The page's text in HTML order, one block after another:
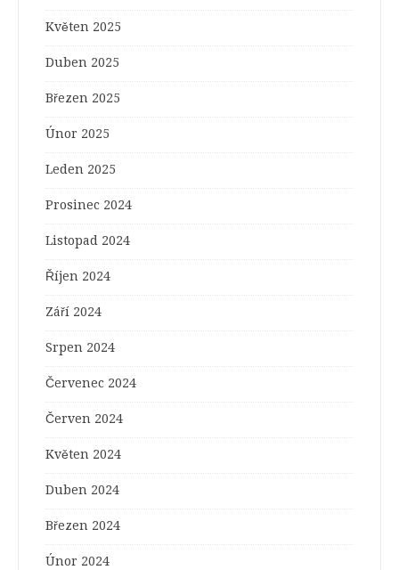
Květen 2025
Duben 2025
Březen 2025
Únor 2025
Leden 2025
Prosinec 2024
Listopad 2024
Říjen 2024
Září 2024
Srpen 2024
Červenec 2024
Červen 2024
Květen 2024
Duben 2024
Březen 2024
Únor 2024